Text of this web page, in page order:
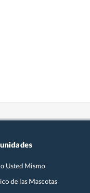
Usted Mismo
de las Mascotas